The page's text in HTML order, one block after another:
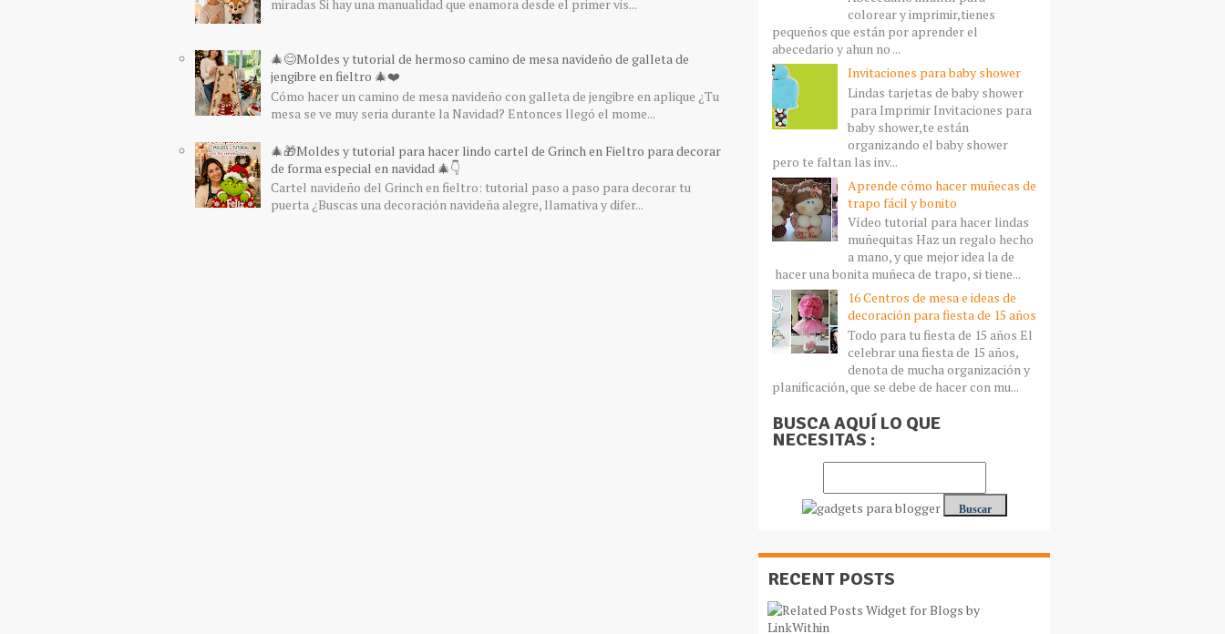
miradas Si hay una manualidad que enamora desde el primer vis...
🎄😊Moldes y tutorial de hermoso camino de mesa navideño de galleta de
jengibre en fieltro 🎄❤️
Cómo hacer un camino de mesa navideño con galleta de jengibre en aplique ¿Tu
mesa se ve muy seria durante la Navidad? Entonces llegó el mome...
🎄🎁Moldes y tutorial para hacer lindo cartel de Grinch en Fieltro para decorar
de forma especial en navidad 🎄👇
Cartel navideño del Grinch en fieltro: tutorial paso a paso para decorar tu
puerta ¿Buscas una decoración navideña alegre, llamativa y difer...
colorear y imprimir,tienes
pequeños que están por aprender el
abecedario y ahun no ...
Invitaciones para baby shower
Lindas tarjetas de baby shower
para Imprimir Invitaciones para
baby shower,te están
organizando el baby shower
pero te faltan las inv...
Aprende cómo hacer muñecas de
trapo fácil y bonito
Vídeo tutorial para hacer lindas
muñequitas Haz un regalo hecho
a mano, y que mejor idea la de
hacer una bonita muñeca de trapo, si tiene...
16 Centros de mesa e ideas de
decoración para fiesta de 15 años
Todo para tu fiesta de 15 años El
celebrar una fiesta de 15 años,
denota de mucha organización y
planificación, que se debe de hacer con mu...
BUSCA AQUÍ LO QUE
NECESITAS :
RECENT POSTS